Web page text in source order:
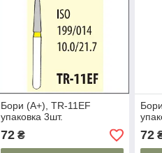
Бори (A+), TR-11EF
упаковка 3шт.
72₴ 72